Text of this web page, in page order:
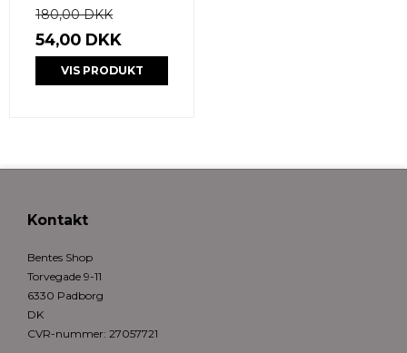
180,00 DKK
54,00 DKK
VIS PRODUKT
Kontakt
Bentes Shop
Torvegade 9-11
6330 Padborg
DK
CVR-nummer: 27057721